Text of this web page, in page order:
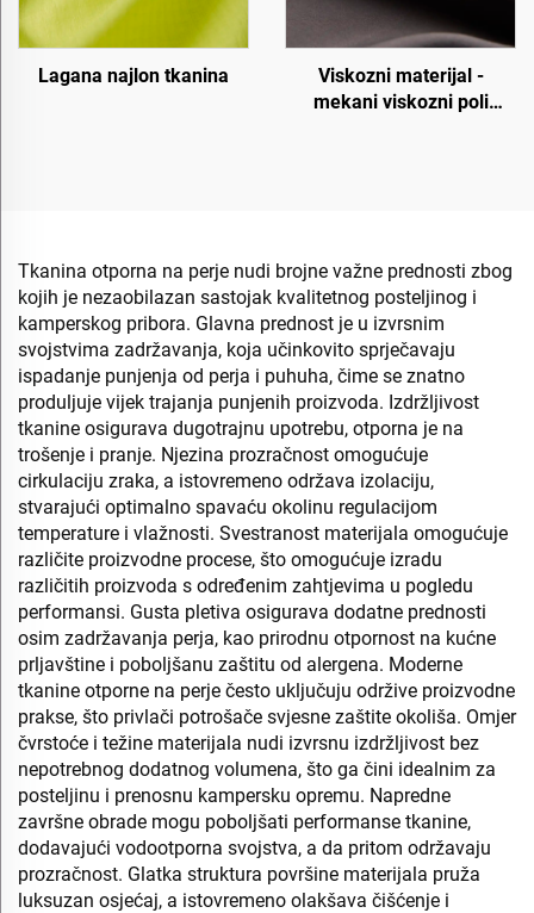
Lagana najlon tkanina
Viskozni materijal -
mekani viskozni poli
Tkanina otporna na perje nudi brojne važne prednosti zbog
kojih je nezaobilazan sastojak kvalitetnog posteljinog i
kamperskog pribora. Glavna prednost je u izvrsnim
svojstvima zadržavanja, koja učinkovito sprječavaju
ispadanje punjenja od perja i puhuha, čime se znatno
produljuje vijek trajanja punjenih proizvoda. Izdržljivost
tkanine osigurava dugotrajnu upotrebu, otporna je na
trošenje i pranje. Njezina prozračnost omogućuje
cirkulaciju zraka, a istovremeno održava izolaciju,
stvarajući optimalno spavaću okolinu regulacijom
temperature i vlažnosti. Svestranost materijala omogućuje
različite proizvodne procese, što omogućuje izradu
različitih proizvoda s određenim zahtjevima u pogledu
performansi. Gusta pletiva osigurava dodatne prednosti
osim zadržavanja perja, kao prirodnu otpornost na kućne
prljavštine i poboljšanu zaštitu od alergena. Moderne
tkanine otporne na perje često uključuju održive proizvodne
prakse, što privlači potrošače svjesne zaštite okoliša. Omjer
čvrstoće i težine materijala nudi izvrsnu izdržljivost bez
nepotrebnog dodatnog volumena, što ga čini idealnim za
posteljinu i prenosnu kampersku opremu. Napredne
završne obrade mogu poboljšati performanse tkanine,
dodavajući vodootporna svojstva, a da pritom održavaju
prozračnost. Glatka struktura površine materijala pruža
luksuzan osjećaj, a istovremeno olakšava čišćenje i